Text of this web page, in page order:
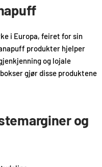
i Europa, feiret for sin
produkter hjelper
og lojale
gjør disse produktene
og